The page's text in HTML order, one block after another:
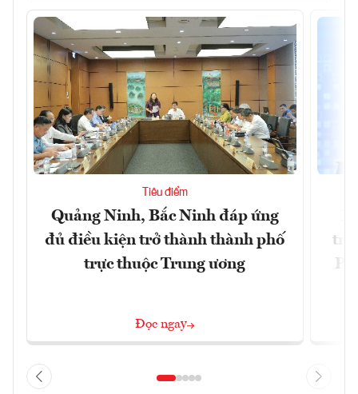
Tiêu điểm
Quảng Ninh, Bắc Ninh đáp ứng
đủ điều kiện trở thành thành phố
trực thuộc Trung ương
Đọc ngay